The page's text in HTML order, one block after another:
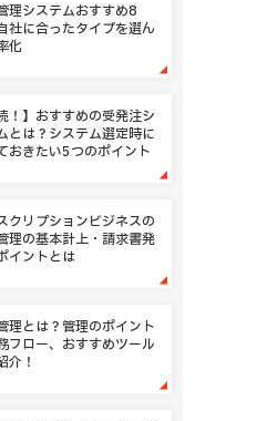
理システムおすすめ8
社に合ったタイプを選ん
化
！】おすすめの受発注シ
とは？システム選定時に
おきたい5つのポイント
クリプションビジネスの
理の基本計上・請求書発
イントとは
理とは？管理のポイント
フロー、おすすめツール
介！